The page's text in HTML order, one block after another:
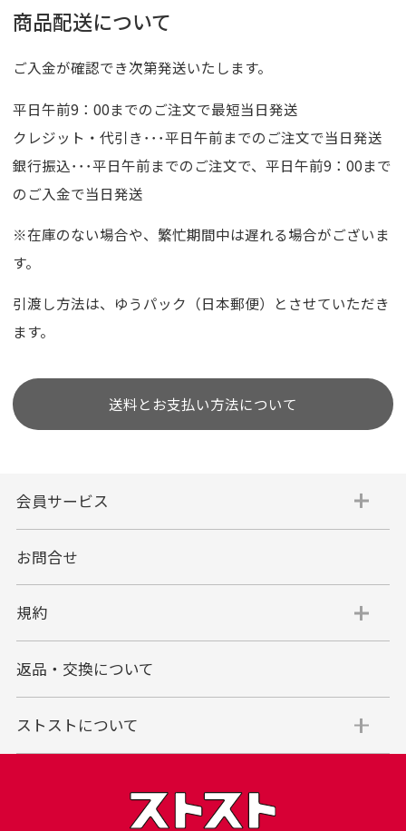
商品配送について
ご入金が確認でき次第発送いたします。
平日午前9：00までのご注文で最短当日発送
クレジット・代引き･･･平日午前までのご注文で当日発送
銀行振込･･･平日午前までのご注文で、平日午前9：00まで
のご入金で当日発送
※在庫のない場合や、繁忙期間中は遅れる場合がございま
す。
引渡し方法は、ゆうパック（日本郵便）とさせていただき
ます。
送料とお支払い方法について
会員サービス
お問合せ
規約
返品・交換について
ストストについて